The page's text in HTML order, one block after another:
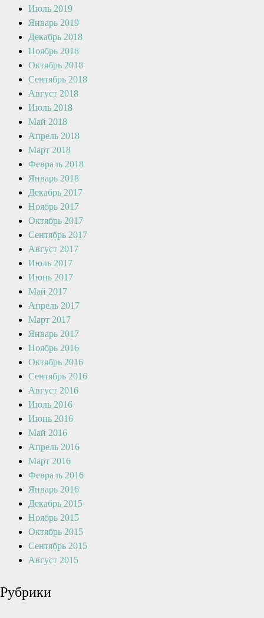
Июль 2019
Январь 2019
Декабрь 2018
Ноябрь 2018
Октябрь 2018
Сентябрь 2018
Август 2018
Июль 2018
Май 2018
Апрель 2018
Март 2018
Февраль 2018
Январь 2018
Декабрь 2017
Ноябрь 2017
Октябрь 2017
Сентябрь 2017
Август 2017
Июль 2017
Июнь 2017
Май 2017
Апрель 2017
Март 2017
Январь 2017
Ноябрь 2016
Октябрь 2016
Сентябрь 2016
Август 2016
Июль 2016
Июнь 2016
Май 2016
Апрель 2016
Март 2016
Февраль 2016
Январь 2016
Декабрь 2015
Ноябрь 2015
Октябрь 2015
Сентябрь 2015
Август 2015
Рубрики